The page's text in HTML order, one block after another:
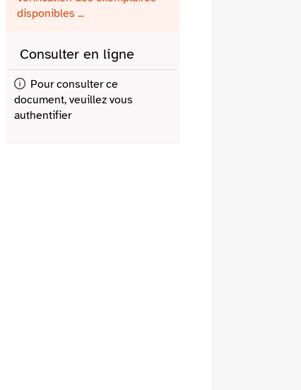
disponibles ...
Consulter en ligne
Pour consulter ce
document, veuillez vous
authentifier